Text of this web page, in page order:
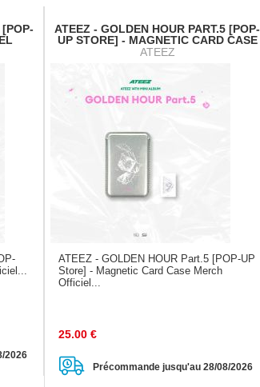
2026
ATEEZ - GOLDEN HOUR PART.5 [POP-
UP STORE] - MAGNETIC CARD CASE
ATEEZ
ATEEZ - GOLDEN HOUR Part.5 [POP-UP
Store] - Magnetic Card Case Merch
Officiel...
25.00 €
Précommande jusqu'au 28/08/2026